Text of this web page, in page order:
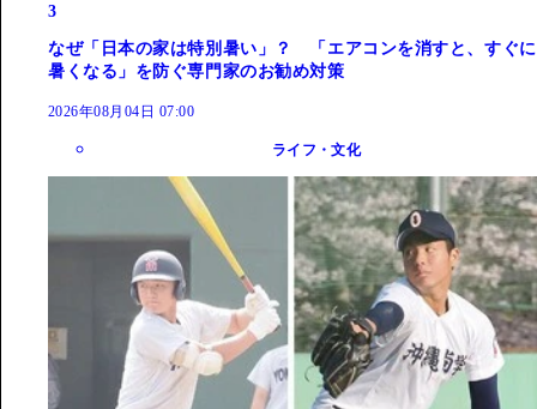
3
なぜ「日本の家は特別暑い」？ 「エアコンを消すと、すぐに
暑くなる」を防ぐ専門家のお勧め対策
2026年08月04日 07:00
ライフ・文化